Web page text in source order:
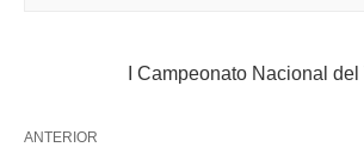
I Campeonato Nacional
ANTERIOR